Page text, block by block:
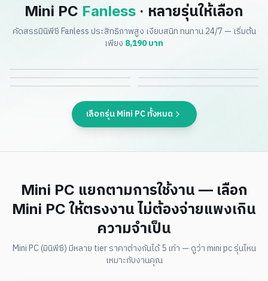
Mini PC Fanless · หลายรุ่นให้เลือก
คัดสรรมินิพีซี Fanless ประสิทธิภาพสูง เงียบสนิท ทนทาน 24/7 — เริ่มต้น
เพียง 8,190 บาท
เลือกรุ่น Mini PC ทั้งหมด
Mini PC แยกตามการใช้งาน — เลือก
Mini PC ให้ตรงงาน ไม่ต้องจ่ายแพงเกิน
ความจำเป็น
Mini PC (มินิพีซี) มีหลาย tier ราคาต่างกันได้ 5 เท่า — ดูว่า mini pc รุ่นไหน
เหมาะกับงานคุณ